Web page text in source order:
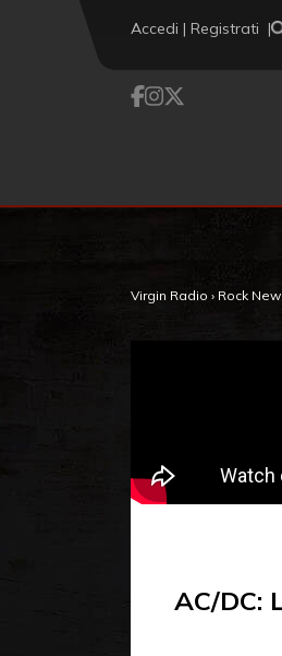
Accedi | Registrati
Virgin Radio › Rock
AC/DC: